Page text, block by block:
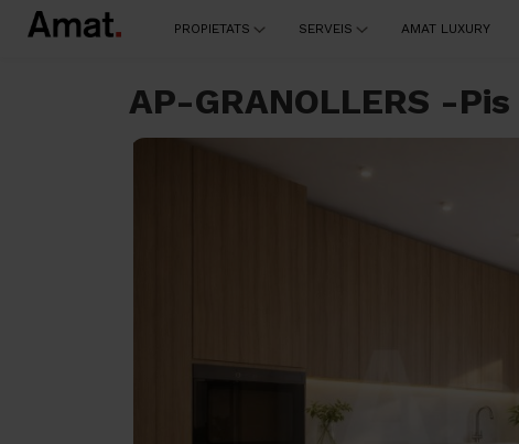
PROPIETATS SERVEIS AMAT LUXURY
AP-GRANOLLERS -